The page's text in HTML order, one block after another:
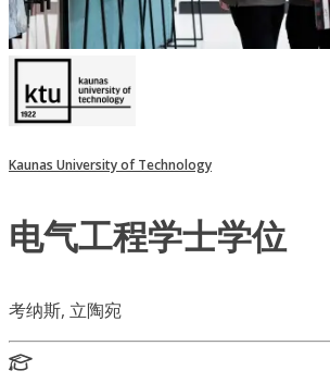
Kaunas University of Technology
电气工程学士学位
考纳斯, 立陶宛